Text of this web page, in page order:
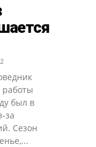
работы
был в
за
Сезон